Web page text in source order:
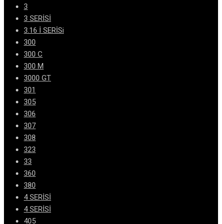
3
3 SERİSİ
3.16 İ SERİSi
300
300 C
300 M
3000 GT
301
305
306
307
308
323
33
360
380
4 SERİSİ
4 SERİSİ
405